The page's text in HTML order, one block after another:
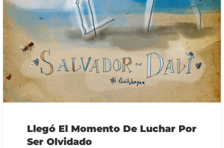
Llegó El Momento De Luchar Por
Ser Olvidado